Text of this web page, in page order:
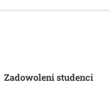
Zadowoleni studenci